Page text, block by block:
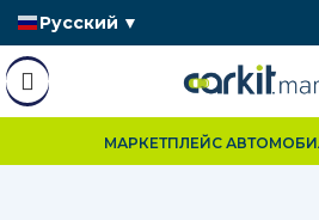
Русский ▼
МАРКЕТПЛЕЙС